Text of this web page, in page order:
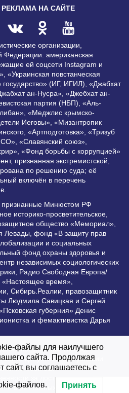
РЕКЛАМА НА САЙТЕ
организации,
Федерации: американская
ей соцсети Instagram и
«Украинская повстанческая
(ИГ, ИГИЛ), «Джабхат
ан-Нусра», «Джебхат ан-
партия (НБП), «Аль-
«Меджлис крымско-
Иеговы», «Мизантропик
«Артподготовка», «Тризуб
«Славянский союз»,
«Фонд борьбы с коррупцией»
признанная экстремистской,
по решению суда; её
включён в перечень
признанные Минюстом РФ
историко-просветительское,
общество «Мемориал»,
Левады, фонд «В защиту прав
и социальных
фонд охраны здоровья и
независимых социологических
Радио Свободная Европа/
время»,
Сибирь.Реалии, правозащитник
Людмила Савицкая и Сергей
губерния» Денис
и фемактивистка Дарья
законом. Любое
сайта допустимо при условии
на Vesti.UZ.
за достоверность
в рекламных объявлениях.
файлы для наилучшего
сайта. Продолжая
сайт, вы соглашаетесь с
файлов. Принять